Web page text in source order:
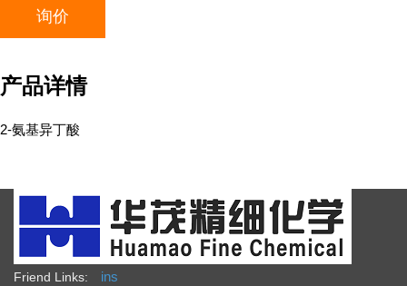
询价
产品详情
2-氨基异丁酸
Friend Links: ins